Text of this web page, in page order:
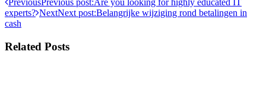
PreviousPrevious post:Are you looking for highly educated IT
experts? NextNext post:Belangrijke wijziging rond betalingen in
cash
Related Posts